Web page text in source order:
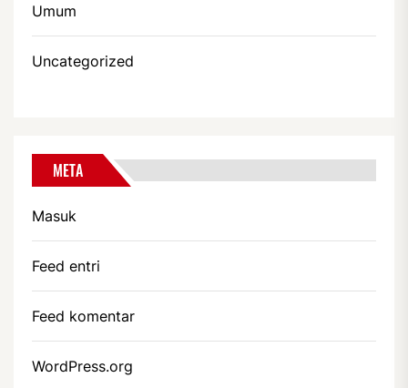
Umum
Uncategorized
META
Masuk
Feed entri
Feed komentar
WordPress.org